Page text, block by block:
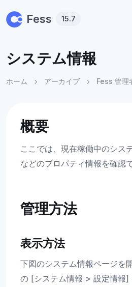
Fess 15.7
システム情報
ホーム アーカイブ Fess 管理
概要
ここでは、現在稼働中のシス
などのプロパティ情報を確認
管理方法
表示方法
下図のシステム情報ページを
の [システム情報 > 設定情報]